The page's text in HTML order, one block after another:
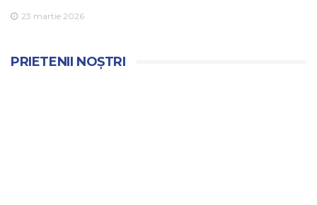
23 martie 2026
PRIETENII NOȘTRI